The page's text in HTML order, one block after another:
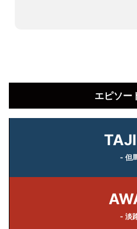
エピソー
- 但
- 淡